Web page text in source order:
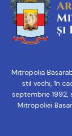
Mitropolia
stil vechi, în
septembrie 1992,
Mitropoliei